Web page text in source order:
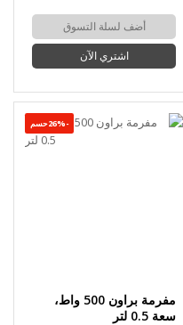
أضف لسلة التسوق
اشتري الآن
-26%حسم
مفرمة براون 500 واط،
سعة 0.5 لتر